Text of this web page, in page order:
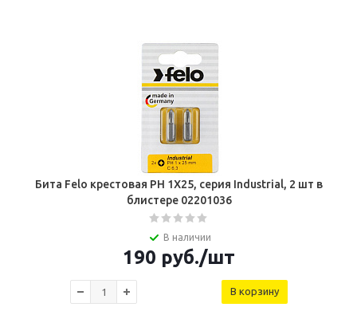
Бита Felo крестовая PH 1X25, серия Industrial, 2 шт в
блистере 02201036
В наличии
190 руб./шт
В корзину